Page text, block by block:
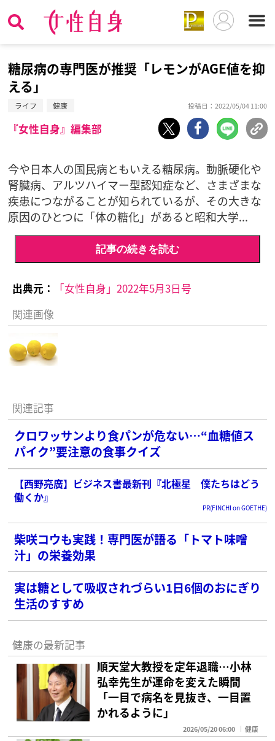
糖尿病の専門医が推奨「レモンがAGE値を抑
える」
ライフ 健康 投稿日：2022/05/04 11:00
『女性自身』編集部
今や日本人の国民病ともいえる糖尿病。動脈硬化や
腎臓病、アルツハイマー型認知症など、さまざまな
疾患につながることが知られているが、その大きな
原因のひとつに「体の糖化」があると昭和大学...
記事の続きを読む
出典元：
「女性自身」2022年5月3日号
関連画像
関連記事
クロワッサンより食パンが危ない…“血糖値ス
パイク”要注意の食事クイズ
【西野亮廣】ビジネス書最新刊『北極星 僕たちはどう
働くか』
PR(FINCHI on GOETHE)
柴咲コウも実践！専門医が語る「トマト味噌
汁」の栄養効果
実は糖として吸収されづらい1日6個のおにぎり
生活のすすめ
健康の最新記事
順天堂大教授を定年退職…小林
弘幸先生が運命を変えた瞬間
「一目で病名を見抜き、一目置
かれるように」
2026/05/20 06:00 健康